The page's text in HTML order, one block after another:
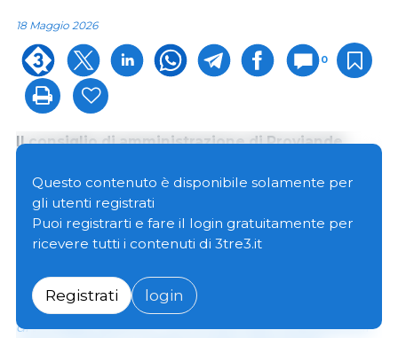
18 Maggio 2026
0
Il consiglio di amministrazione di Proviande,
settore suinicolo, ha espresso il proprio
sostegno alle iniziative promosse da
Suisseporcs per ridurre la sovrapproduzione nel
mercato svizzero della carne suina e allineare
Il settore si trova ad affrontare da mesi una situazione
di sovrapproduzione, che ha esercitato pressione sui
Questo contenuto è disponibile solamente per
gli utenti registrati
Puoi registrarti e fare il login gratuitamente per
ricevere tutti i contenuti di 3tre3.it
Registrati login